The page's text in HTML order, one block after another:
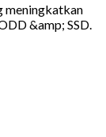
meningkatkan
&amp; SSD.